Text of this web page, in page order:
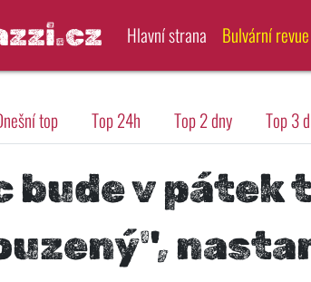
Hlavní strana Bulvární revue
top Top 24h Top 2 dny Top 3
bude v pátek